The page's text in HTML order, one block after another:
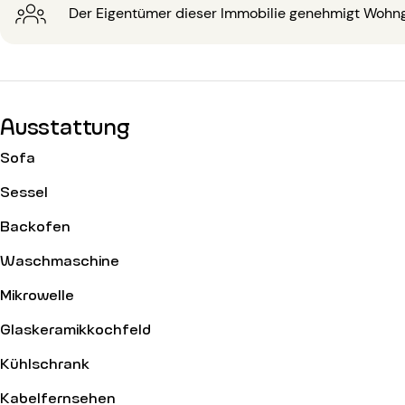
Der Eigentümer dieser Immobilie genehmigt
Ausstattung
Sofa
Sessel
Backofen
Waschmaschine
Mikrowelle
Glaskeramikkochfeld
Kühlschrank
Kabelfernsehen